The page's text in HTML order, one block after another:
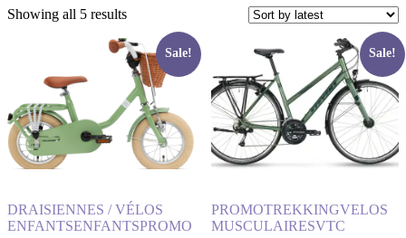
Showing all 5 results
Sale!
DRAISIENNES / VÉLOS
ENFANTSENFANTSPROMO
Sale!
PROMOTREKKINGVELOS
MUSCULAIRESVTC